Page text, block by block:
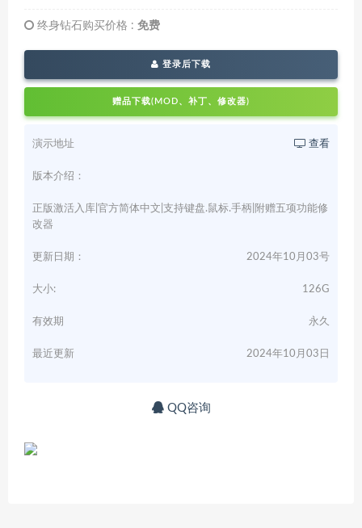
终身钻石购买价格 : 免费
登录后下载
赠品下载(MOD、补丁、修改器)
演示地址 查看
版本介绍：
正版激活入库|官方简体中文|支持键盘.鼠标.手柄|附赠五项功能修
改器
更新日期： 2024年10月03号
大小: 126G
有效期 永久
最近更新 2024年10月03日
QQ咨询